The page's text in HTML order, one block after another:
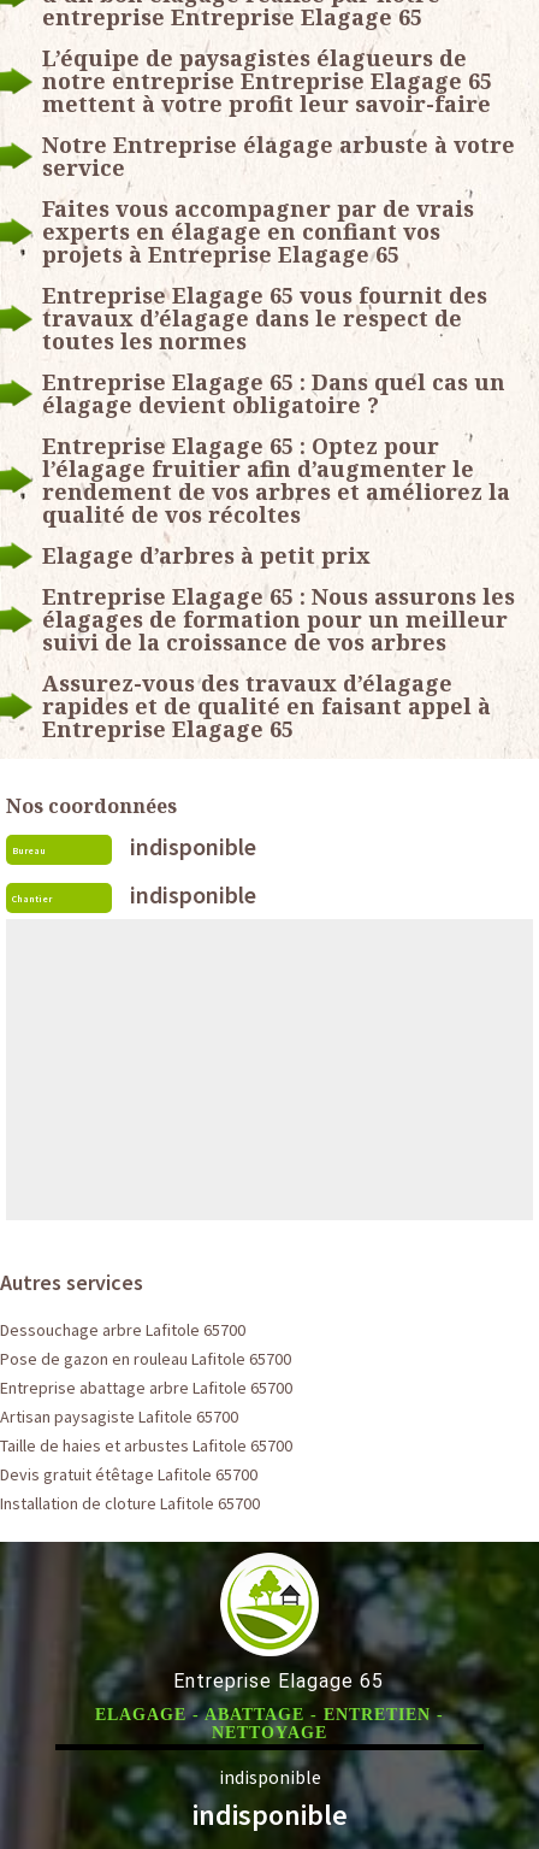
entreprise Entreprise Elagage 65
L’équipe de paysagistes élagueurs de
notre entreprise Entreprise Elagage 65
mettent à votre profit leur savoir-faire
Notre Entreprise élagage arbuste à votre
service
Faites vous accompagner par de vrais
experts en élagage en confiant vos
projets à Entreprise Elagage 65
Entreprise Elagage 65 vous fournit des
travaux d’élagage dans le respect de
toutes les normes
Entreprise Elagage 65 : Dans quel cas un
élagage devient obligatoire ?
Entreprise Elagage 65 : Optez pour
l’élagage fruitier afin d’augmenter le
rendement de vos arbres et améliorez la
qualité de vos récoltes
Elagage d’arbres à petit prix
Entreprise Elagage 65 : Nous assurons les
élagages de formation pour un meilleur
suivi de la croissance de vos arbres
Assurez-vous des travaux d’élagage
rapides et de qualité en faisant appel à
Entreprise Elagage 65
Nos coordonnées
Bureau indisponible
Chantier indisponible
Autres services
Dessouchage arbre Lafitole 65700
Pose de gazon en rouleau Lafitole 65700
Entreprise abattage arbre Lafitole 65700
Artisan paysagiste Lafitole 65700
Taille de haies et arbustes Lafitole 65700
Devis gratuit étêtage Lafitole 65700
Installation de cloture Lafitole 65700
Entreprise Elagage 65
ELAGAGE - ABATTAGE - ENTRETIEN -
NETTOYAGE
indisponible
indisponible